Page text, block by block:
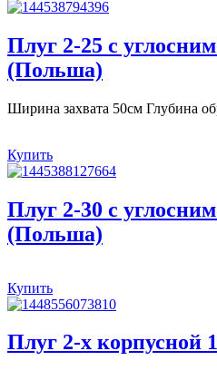
Плуг 2-25 с
(Польша)
Ширина захвата 50см Глубина
Купить
Плуг 2-30 с
(Польша)
Купить
Плуг 2-х корпусной